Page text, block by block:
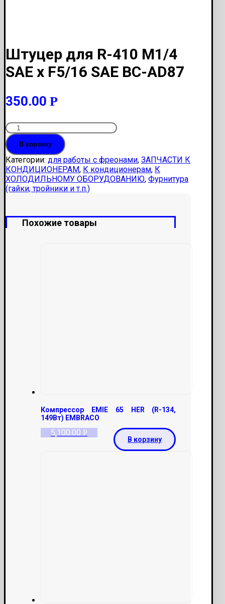
Штуцер для R-410 M1/4
SAE x F5/16 SAE BC-AD87
350.00 Р
Количество
Штуцер
для
R-
410
M1/4
SAE
x
В корзину
Категории: для работы с фреонами, ЗАПЧАСТИ К
КОНДИЦИОНЕРАМ, К кондиционерам, К
ХОЛОДИЛЬНОМУ ОБОРУДОВАНИЮ, Фурнитура
(гайки, тройники и т.п.)
Похожие товары
Компрессор EMIE 65 HER (R-134,
149Вт) EMBRACO
5,100.00 Р
В корзину